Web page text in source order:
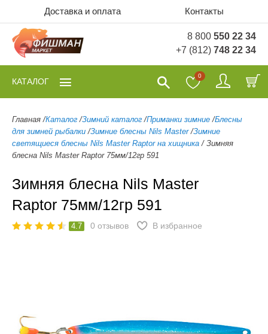
Доставка и оплата Контакты
8 800 550 22 34
+7 (812) 748 22 34
0
КАТАЛОГ
Главная /Каталог /Зимний каталог /Приманки зимние /Блесны
для зимней рыбалки /Зимние блесны Nils Master /Зимние
светящиеся блесны Nils Master Raptor на хищника / Зимняя
блесна Nils Master Raptor 75мм/12гр 591
Зимняя блесна Nils Master
Raptor 75мм/12гр 591
4.7 0 отзывов В избранное